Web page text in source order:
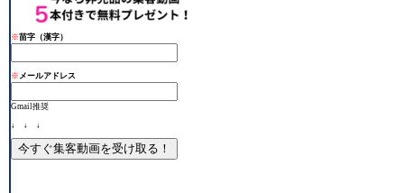
※苗字（漢字）
※ メールアドレス
Gmail推奨
↓ ↓ ↓